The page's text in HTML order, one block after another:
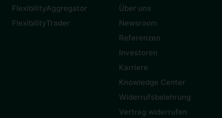
FlexibilityAggregator
FlexibilityTrader
Über uns
Newsroom
Referenzen
Investoren
Karriere
Knowledge Center
Widerrufsbelehrung
Vertrag widerrufen